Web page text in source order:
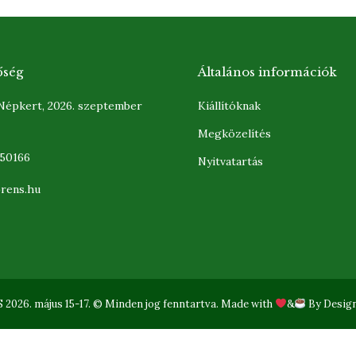
2026. szeptember
Általános információk
Kiállítóknak
Megközelítés
Nyitvatartás
2026. május 15-17. © Minden jog fenntartva. Made with & By